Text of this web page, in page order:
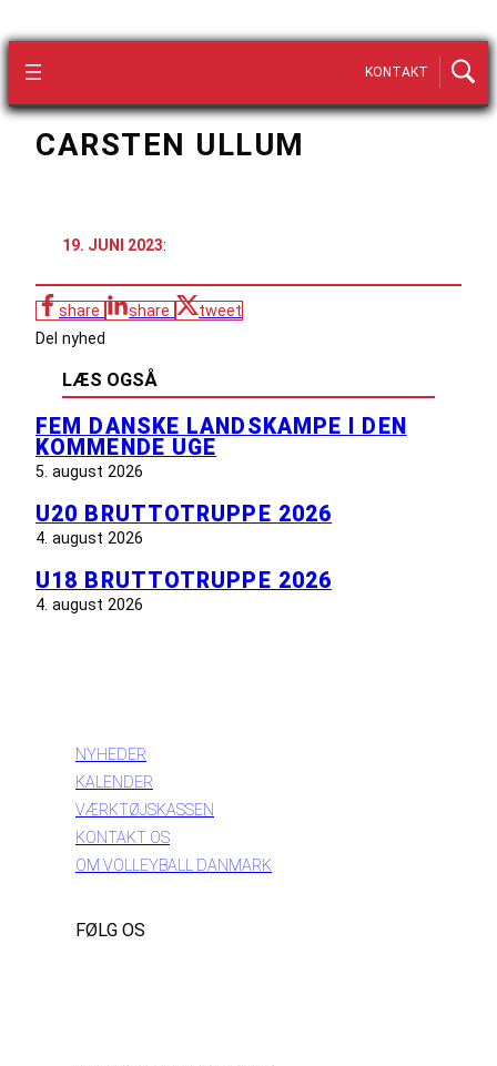
KONTAKT
CARSTEN ULLUM
19. JUNI 2023:
share share
tweet
Del nyhed
LÆS OGSÅ
FEM DANSKE LANDSKAMPE I DEN
KOMMENDE UGE
5. august 2026
U20 BRUTTOTRUPPE 2026
4. august 2026
U18 BRUTTOTRUPPE 2026
4. august 2026
NYHEDER
KALENDER
VÆRKTØJSKASSEN
KONTAKT OS
OM VOLLEYBALL DANMARK
FØLG OS